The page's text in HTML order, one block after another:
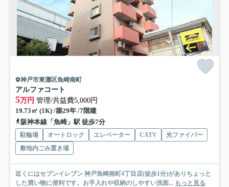
神戸市東灘区魚崎南町
アルファコート
5万円 管理/共益費5,000円
19.73㎡ (1K) /築29年 /7階建
阪神本線「魚崎」駅 徒歩7分
駐輪場 オートロック エレベーター CATV
光ファイバー
敷地内ごみ置き場
近くにはセブンイレブン 神戸魚崎南町4丁目店(徒歩1分)がありちょっと
した買い物に便利です。お手入れや収納のしやすい洗面... もっと見る